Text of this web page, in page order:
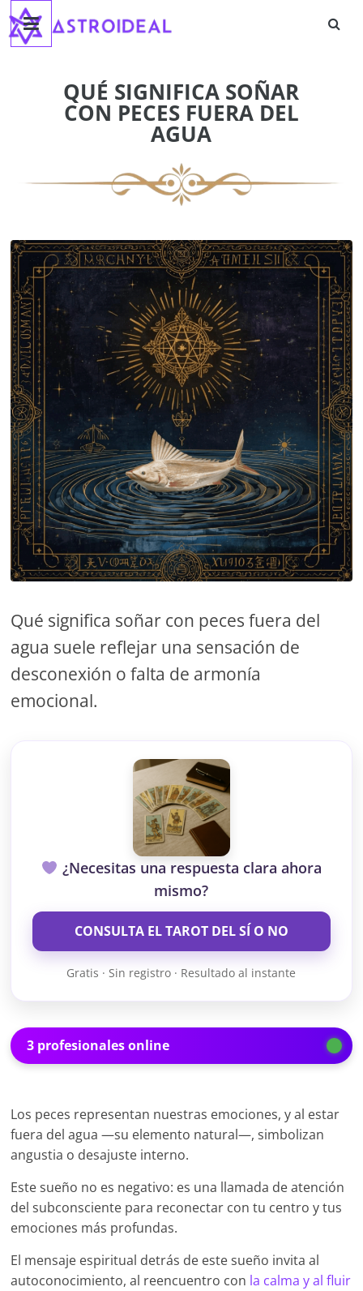
Saltar
contenido
Astroideal
QUÉ SIGNIFICA SOÑAR
CON PECES FUERA DEL
AGUA
Qué significa soñar con peces fuera del
agua suele reflejar una sensación de
desconexión o falta de armonía
emocional.
¿Necesitas una respuesta clara ahora
mismo?
CONSULTA EL TAROT DEL SÍ O NO
Gratis · Sin registro · Resultado al instante
3 profesionales online
Los peces representan nuestras emociones, y al estar
fuera del agua —su elemento natural—, simbolizan
angustia o desajuste interno.
Este sueño no es negativo: es una llamada de atención
del subconsciente para reconectar con tu centro y tus
emociones más profundas.
El mensaje espiritual detrás de este sueño invita al
autoconocimiento, al reencuentro con la calma y al fluir